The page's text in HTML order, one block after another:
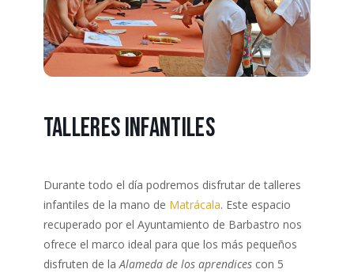
Talleres infantiles
Durante todo el día podremos disfrutar de talleres
infantiles de la mano de Matrácala. Este espacio
recuperado por el Ayuntamiento de Barbastro nos
ofrece el marco ideal para que los más pequeños
disfruten de laAlameda de los aprendicescon 5